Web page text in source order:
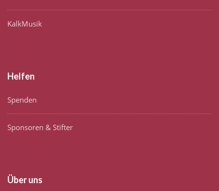
KalkMusik
Helfen
Spenden
Sponsoren & Stifter
Über uns